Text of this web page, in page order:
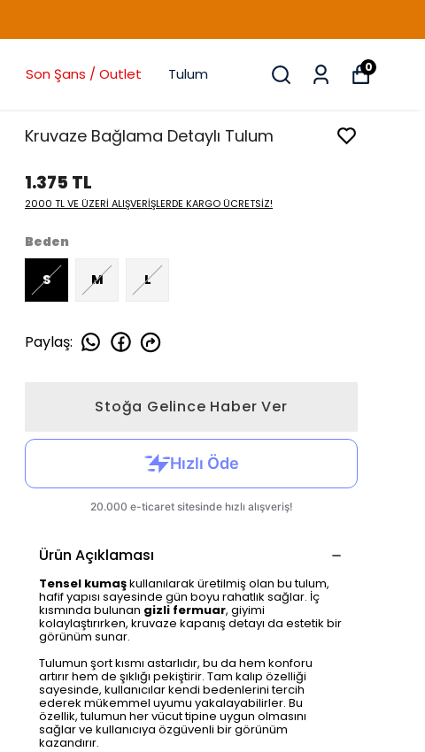
Son Şans / Outlet Tulum 0
Kruvaze Bağlama Detaylı Tulum
1.375 TL
2000 TL VE ÜZERİ ALIŞVERİŞLERDE KARGO ÜCRETSİZ!
Beden
S M L
Paylaş:
Stoğa Gelince Haber Ver
Ürün Açıklaması
Tensel kumaşkullanılarak üretilmiş olan bu tulum,
hafif yapısı sayesinde gün boyu rahatlık sağlar. İç
kısmında bulunan gizli fermuar, giyimi
kolaylaştırırken, kruvaze kapanış detayı da estetik bir
görünüm sunar.
Tulumun şort kısmı astarlıdır, bu da hem konforu
artırır hem de şıklığı pekiştirir. Tam kalıp özelliği
sayesinde, kullanıcılar kendi bedenlerini tercih
ederek mükemmel uyumu yakalayabilirler. Bu
özellik, tulumun her vücut tipine uygun olmasını
sağlar ve kullanıcıya özgüvenli bir görünüm
kazandırır.